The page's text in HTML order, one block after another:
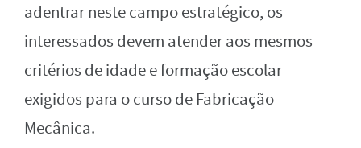
adentrar neste campo estratégico, os
interessados devem atender aos mesmos
critérios de idade e formação escolar
exigidos para o curso de Fabricação
Mecânica.